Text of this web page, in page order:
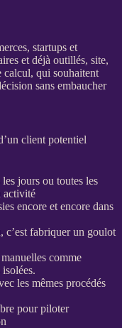
startups et
et déjà outillés, site,
calcul, qui souhaitent
sans embaucher
client potentiel
jours ou toutes les
activité
encore et encore dans
c’est fabriquer un goulot
comme
isolées.
les mêmes procédés
pourpiloter